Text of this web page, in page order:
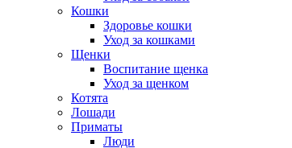
Кошки
Здоровье кошки
Уход за кошками
Щенки
Воспитание щенка
Уход за щенком
Котята
Лошади
Приматы
Люди